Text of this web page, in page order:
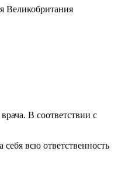
Великобритания
В соответствии с
всю ответственность